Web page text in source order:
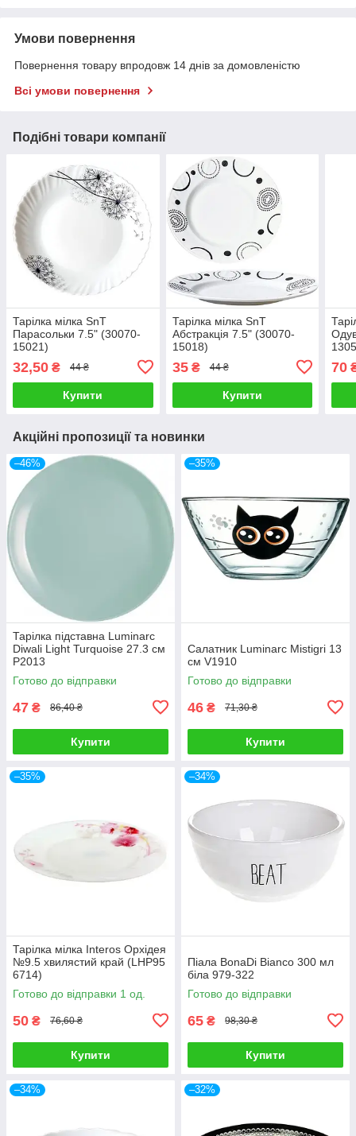
Умови повернення
Повернення товару впродовж 14 днів за домовленістю
Всі умови повернення
Подібні товари компанії
Тарілка мілка SnT
Парасольки 7.5" (30070-
15021)
32,50 ₴ 44 ₴
Купити
Тарілка мілка SnT
Абстракція 7.5" (30070-
15018)
35₴ 44 ₴
Купити
70
Акційні пропозиції та новинки
–46%
Тарілка підставна Luminarc
Diwali Light Turquoise 27.3 см
P2013
Готово до відправки
47 ₴ 86,40 ₴
Купити
–35%
Салатник Luminarc Mistigri 13
см V1910
Готово до відправки
46 ₴ 71,30 ₴
Купити
–35%
Тарілка мілка Interos Орхідея
№9.5 хвилястий край (LHP95
6714)
Готово до відправки 1 од.
50 ₴ 76,60 ₴
Купити
–34%
Піала BonaDi Bianco 300 мл
біла 979-322
Готово до відправки
65 ₴ 98,30 ₴
Купити
–34% –32%